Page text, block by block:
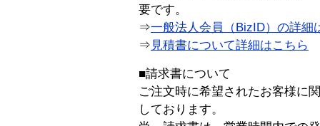
要です。
⇒一般法人会員（BizID）の詳細
⇒ 見積書について詳細はこちら
■請求書について
ご注文時に希望されたお客様に
しております。